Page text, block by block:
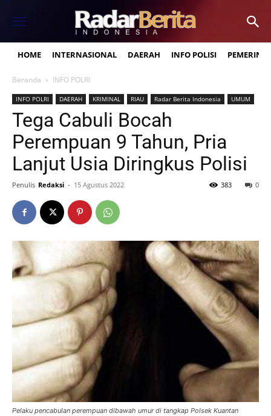
HOME INTERNASIONAL DAERAH INFO POLISI
Beranda INFO POLRI
INFO POLRI DAERAH KRIMINAL RIAU Radar Berita Indonesia UMUM
Tega Cabuli Bocah
Perempuan 9 Tahun, Pria
Lanjut Usia Diringkus Polisi
Penulis Redaksi - 15 Agustus 2022 0
383
Pelaku pencabulan perempuan dibawah umur di tangkap Polsek Kuantan